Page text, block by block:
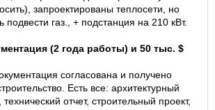
запроектированы теплосети, но
подвести газ., + подстанция на 210 кВт.
(2 года работы) и 50 тыс. $
согласована и получено
Есть все: архитектурный
отчет, строительный проект,